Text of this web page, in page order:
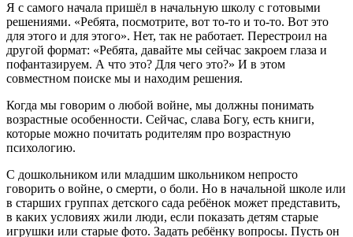
Я с самого начала пришёл в начальную школу с готовыми
решениями. «Ребята, посмотрите, вот то-то и то-то. Вот это
для этого и для этого». Нет, так не работает. Перестроил на
другой формат: «Ребята, давайте мы сейчас закроем глаза и
пофантазируем. А что это? Для чего это?» И в этом
совместном поиске мы и находим решения.
Когда мы говорим о любой войне, мы должны понимать
возрастные особенности. Сейчас, слава Богу, есть книги,
которые можно почитать родителям про возрастную
психологию.
С дошкольником или младшим школьником непросто
говорить о войне, о смерти, о боли. Но в начальной школе или
в старших группах детского сада ребёнок может представить,
в каких условиях жили люди, если показать детям старые
игрушки или старые фото. Задать ребёнку вопросы. Пусть он